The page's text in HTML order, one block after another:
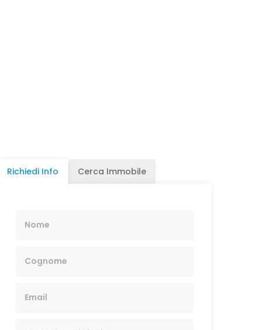
Richiedi Info Cerca Immobile